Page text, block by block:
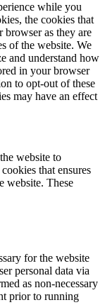
while you
the cookies that
browser as they are
of the website. We
and understand how
in your browser
to opt-out of these
may have an effect
website to
that ensures
website. These
for the website
personal data via
as non-necessary
prior to running